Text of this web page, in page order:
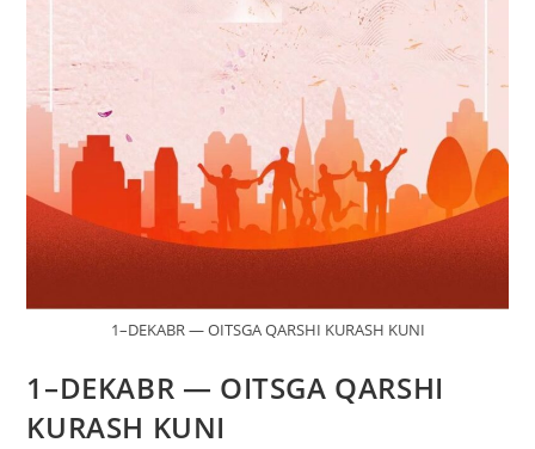
1–DEKABR — OITSGA QARSHI KURASH KUNI
1–DEKABR — OITSGA QARSHI
KURASH KUNI